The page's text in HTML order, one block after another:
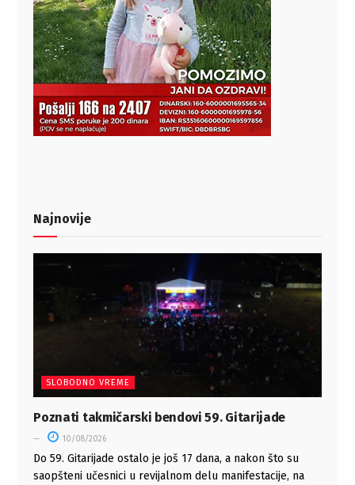
Najnovije
SLOBODNO VREME
Poznati takmičarski bendovi 59. Gitarijade
10/08/2026
Do 59. Gitarijade ostalo je još 17 dana, a nakon što su
saopšteni učesnici u revijalnom delu manifestacije, na